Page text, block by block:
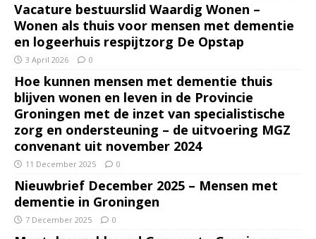
Vacature bestuurslid Waardig Wonen –
Wonen als thuis voor mensen met dementie
en logeerhuis respijtzorg De Opstap
3 April 2026 0
Hoe kunnen mensen met dementie thuis
blijven wonen en leven in de Provincie
Groningen met de inzet van specialistische
zorg en ondersteuning – de uitvoering MGZ
convenant uit november 2024
11 December 2025 0
Nieuwbrief December 2025 – Mensen met
dementie in Groningen
7 December 2025 0